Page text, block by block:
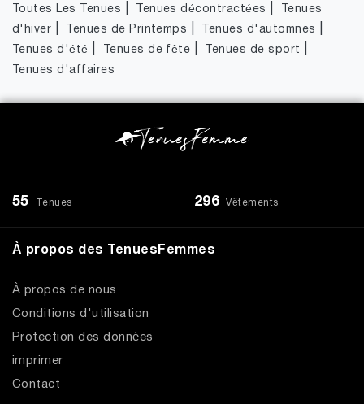
Toutes Les Tenues Tenues décontractées
Tenues
d'hiver
Tenues de Printemps Tenues d'automnes
Tenues d'été Tenues de fête Tenues de sport
Tenues d'affaires
55 Tenues 296 Vêtements
À propos des TenuesFemmes
À propos de nous
Conditions d'utilisation
Protection des données
imprimer
Contact